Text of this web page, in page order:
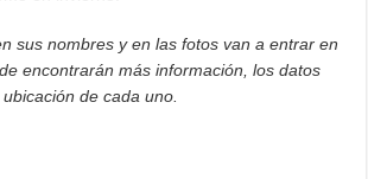
sus nombres y en las fotos van a entrar en
encontrarán más información, los datos
de cada uno.